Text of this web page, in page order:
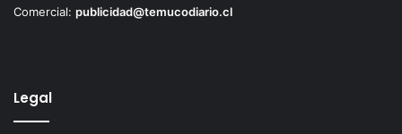
Comercial: publicidad@temucodiario.cl
Legal